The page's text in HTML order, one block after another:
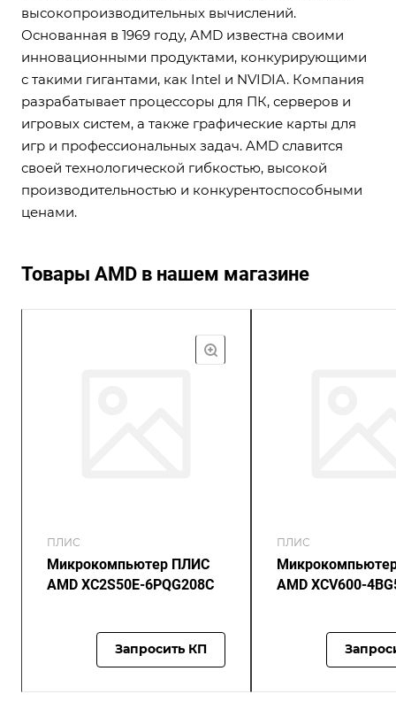
высокопроизводительных вычислений.
Основанная в 1969 году, AMD известна своими
инновационными продуктами, конкурирующими
с такими гигантами, как Intel и NVIDIA. Компания
разрабатывает процессоры для ПК, серверов и
игровых систем, а также графические карты для
игр и профессиональных задач. AMD славится
своей технологической гибкостью, высокой
производительностью и конкурентоспособными
ценами.
Товары AMD в нашем магазине
ПЛИС
Микрокомпьютер ПЛИС
AMD XC2S50E-6PQG208C
Запросить КП
ПЛИС
AMD XCV600-